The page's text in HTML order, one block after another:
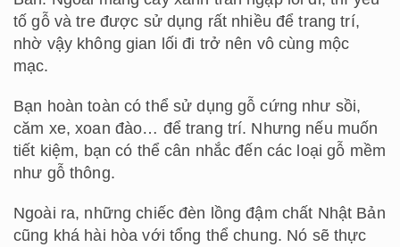
tố gỗ và tre được sử dụng rất nhiều để trang trí,
nhờ vậy không gian lối đi trở nên vô cùng mộc
mạc.
Bạn hoàn toàn có thể sử dụng gỗ cứng như sồi,
căm xe, xoan đào… để trang trí. Nhưng nếu muốn
tiết kiệm, bạn có thể cân nhắc đến các loại gỗ mềm
như gỗ thông.
Ngoài ra, những chiếc đèn lồng đậm chất Nhật Bản
cũng khá hài hòa với tổng thể chung. Nó sẽ thực